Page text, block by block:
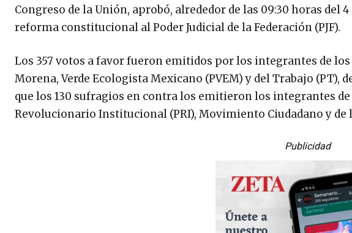
Congreso de la Unión, aprobó, alrededor de las 09:30 horas del
reforma constitucional al Poder Judicial de la Federación (PJF).
Los 357 votos a favor fueron emitidos por los integrantes de
Morena, Verde Ecologista Mexicano (PVEM) y del Trabajo
que los 130 sufragios en contra los emitieron los integrantes
Revolucionario Institucional (PRI), Movimiento Ciudadano y de
Publicidad